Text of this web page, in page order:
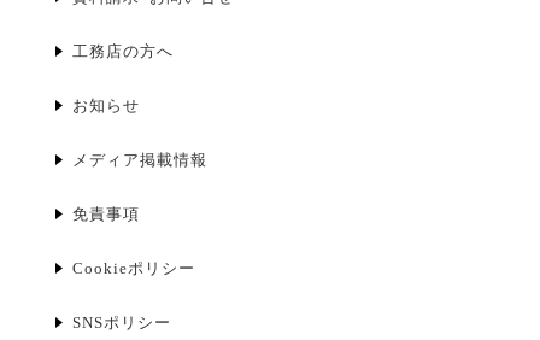
工務店の方へ
お知らせ
メディア掲載情報
免責事項
Cookieポリシー
SNSポリシー